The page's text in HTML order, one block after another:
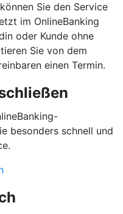
Sie den Service
im OnlineBanking
oder Kunde ohne
Sie von dem
einen Termin.
besonders schnell und